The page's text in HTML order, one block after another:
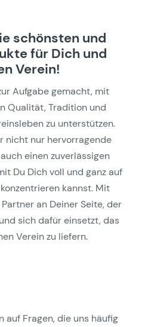
schönsten und
für Dich und
Verein!
Aufgabe gemacht, mit
Qualität, Tradition und
zu unterstützen.
nicht nur hervorragende
einen zuverlässigen
Du Dich voll und ganz auf
kannst. Mit
an Deiner Seite, der
sich dafür einsetzt, das
Verein zu liefern.
auf Fragen, die uns häufig